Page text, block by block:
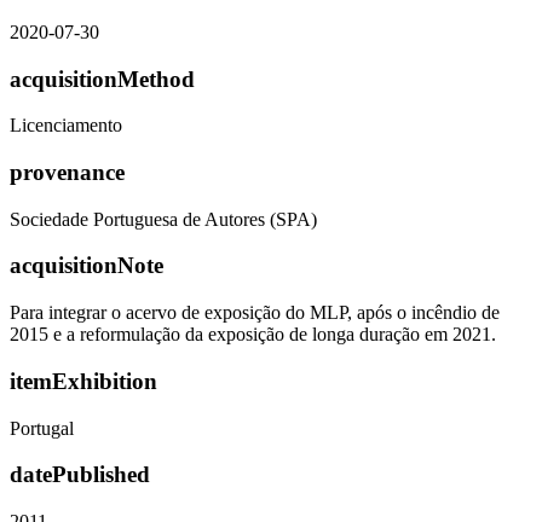
2020-07-30
acquisitionMethod
Licenciamento
provenance
Sociedade Portuguesa de Autores (SPA)
acquisitionNote
Para integrar o acervo de exposição do MLP, após o incêndio de
2015 e a reformulação da exposição de longa duração em 2021.
itemExhibition
Portugal
datePublished